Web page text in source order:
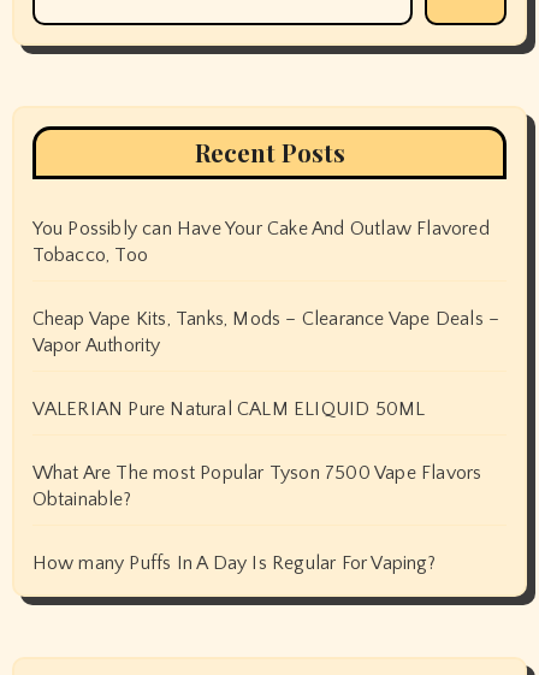
Recent Posts
You Possibly can Have Your Cake And Outlaw Flavored
Tobacco, Too
Cheap Vape Kits, Tanks, Mods – Clearance Vape Deals –
Vapor Authority
VALERIAN Pure Natural CALM ELIQUID 50ML
What Are The most Popular Tyson 7500 Vape Flavors
Obtainable?
How many Puffs In A Day Is Regular For Vaping?